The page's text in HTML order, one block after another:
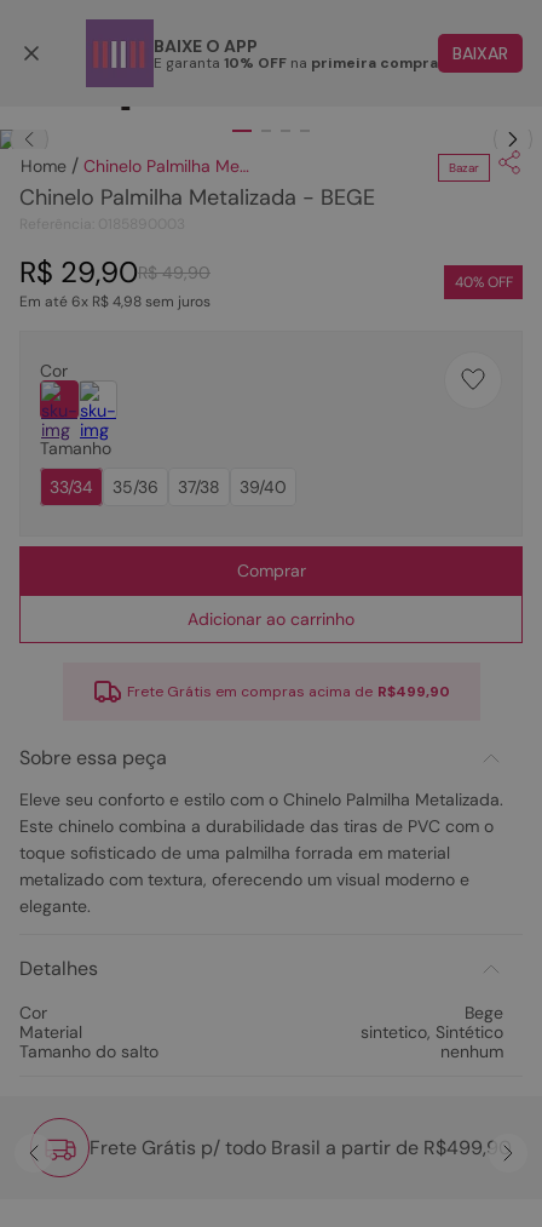
BAIXE O APP
E garanta 10% OFF na primeira compra BAIXAR
Chinelo Palmilha Metalizada - BEGE Bazar
Chinelo Palmilha Metalizada - BEGE
R$ 49,90
R$ 29,90
Em até6x R$4,98sem juros
40% OFF
Cor
Tamanho
33/34
35/36 37/38 39/40
Comprar
Adicionar ao carrinho
Frete Grátis em compras acima de R$499,90
Sobre essa peça
Eleve seu conforto e estilo com o Chinelo Palmilha Metalizada.
Este chinelo combina a durabilidade das tiras de PVC com o
toque sofisticado de uma palmilha forrada em material
metalizado com textura, oferecendo um visual moderno e
elegante.
Detalhes
Cor
Bege
Material
sintetico, Sintético
Tamanho do salto
nenhum
Frete Grátis p/ todo Brasil a partir de R$499,90
1
2º
tenis
4º
rasteira
5º
sandalia
bolsa
sapatilha
couro